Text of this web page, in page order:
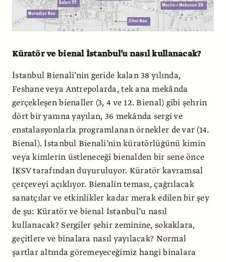
Küratör ve bienal İstanbul’u nasıl kullanacak?
İstanbul Bienali’nin geride kalan 38 yılında,
Feshane veya Antrepolarda, tek ana mekânda
gerçekleşen bienaller (3, 4 ve 12. Bienal) gibi şehrin
dört bir yanına yayılan, 36 mekânda sergi ve
enstalasyonlarla programlanan örnekler de var (14.
Bienal). İstanbul Bienali’nin küratörlüğünü kimin
veya kimlerin üstleneceği bienalden bir sene önce
İKSV tarafından duyuruluyor. Küratör kavramsal
çerçeveyi açıklıyor. Bienalin teması, çağrılacak
sanatçılar ve etkinlikler kadar merak edilen bir şey
de şu: Küratör ve bienal İstanbul’u nasıl
kullanacak? Sergiler şehir zeminine, sokaklara,
geçitlere ve binalara nasıl yayılacak? Normal
şartlar altında göremeyeceğimiz hangi binalara